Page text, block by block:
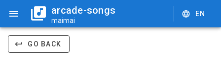
arcade-songs
maimai
EN
GO BACK